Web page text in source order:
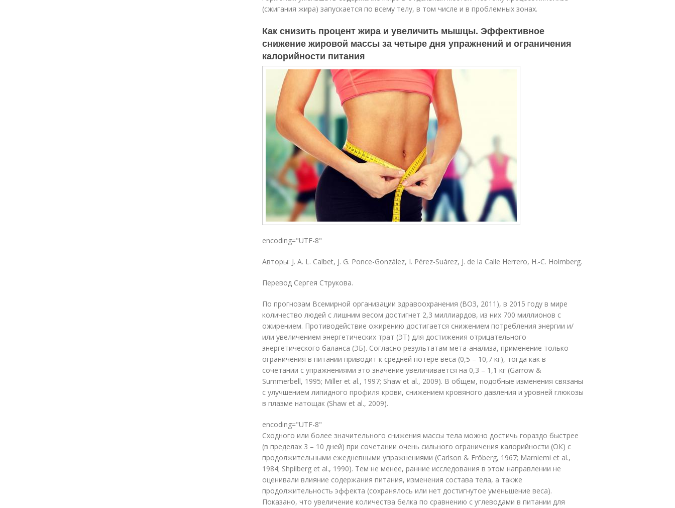
(сжигания жира) запускается по всему телу, в том числе и в проблемных зонах.
Как снизить процент жира и увеличить мышцы. Эффективное
снижение жировой массы за четыре дня упражнений и ограничения
калорийности питания
encoding="UTF-8"
Авторы: J. A. L. Calbet, J. G. Ponce-González, I. Pérez-Suárez, J. de la Calle Herrero, H.-C. Holmberg.
Перевод Сергея Струкова.
По прогнозам Всемирной организации здравоохранения (ВОЗ, 2011), в 2015 году в мире
количество людей с лишним весом достигнет 2,3 миллиардов, из них 700 миллионов с
ожирением. Противодействие ожирению достигается снижением потребления энергии и/
или увеличением энергетических трат (ЭТ) для достижения отрицательного
энергетического баланса (ЭБ). Согласно результатам мета-анализа, применение только
ограничения в питании приводит к средней потере веса (0,5 – 10,7 кг), тогда как в
сочетании с упражнениями это значение увеличивается на 0,3 – 1,1 кг (Garrow &
Summerbell, 1995; Miller et al., 1997; Shaw et al., 2009). В общем, подобные изменения связаны
с улучшением липидного профиля крови, снижением кровяного давления и уровней глюкозы
в плазме натощак (Shaw et al., 2009).
encoding="UTF-8"
Сходного или более значительного снижения массы тела можно достичь гораздо быстрее
(в пределах 3 – 10 дней) при сочетании очень сильного ограничения калорийности (ОК) с
продолжительными ежедневными упражнениями (Carlson & Fröberg, 1967; Marniemi et al.,
1984; Shpilberg et al., 1990). Тем не менее, ранние исследования в этом направлении не
оценивали влияние содержания питания, изменения состава тела, а также
продолжительность эффекта (сохранялось или нет достигнутое уменьшение веса).
Показано, что увеличение количества белка по сравнению с углеводами в питании для